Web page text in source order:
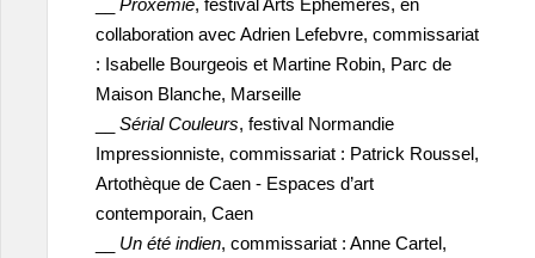
Proxémie, festival Arts Éphémères, en
collaboration avec Adrien Lefebvre, commissariat
: Isabelle Bourgeois et Martine Robin, Parc de
Maison Blanche, Marseille
Sérial Couleurs, festival Normandie
Impressionniste, commissariat : Patrick Roussel,
Artothèque de Caen - Espaces d’art
contemporain, Caen
Un été indien, commissariat : Anne Cartel,